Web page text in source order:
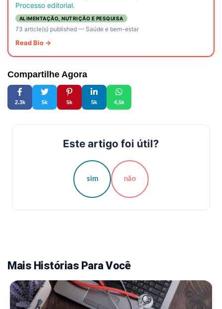
Processo editorial.
ALIMENTAÇÃO, NUTRIÇÃO E PESQUISA
73 article(s) published— Saúde e bem-estar
Read Bio →
Compartilhe Agora
2.3k 5k 5k 5k 4,5k
Este artigo foi útil?
sim não
Mais Histórias Para Você